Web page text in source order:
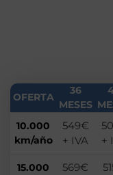
OFERTA
36
MESES
10.000
km/año
549€
+ IVA
+
15.000
569€